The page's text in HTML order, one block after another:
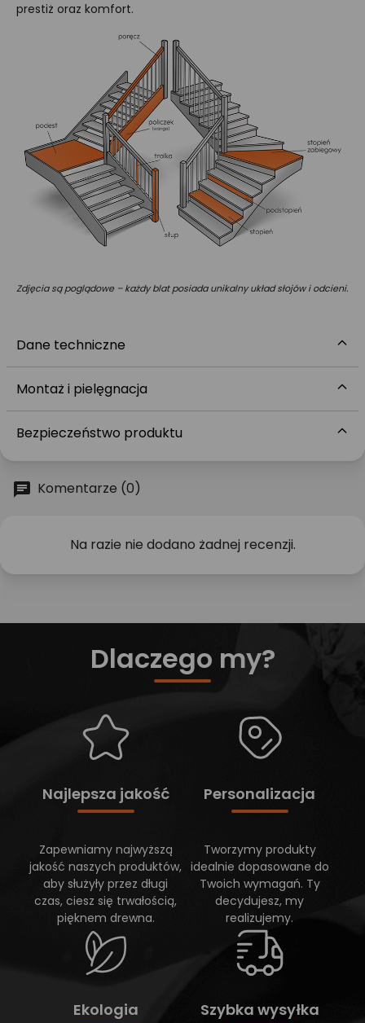
prestiż oraz komfort.
Zdjęcia są poglądowe – każdy blat posiada unikalny układ słojów i odcieni.
Dane techniczne
Montaż i pielęgnacja
Bezpieczeństwo produktu
Komentarze (0)
Na razie nie dodano żadnej recenzji.
Dlaczego my?
Najlepsza jakość
Zapewniamy najwyższą
jakość naszych produktów,
aby służyły przez długi
czas, ciesz się trwałością,
pięknem drewna.
Personalizacja
Tworzymy produkty
idealnie dopasowane do
Twoich wymagań. Ty
decydujesz, my
realizujemy.
Ekologia Szybka wysyłka